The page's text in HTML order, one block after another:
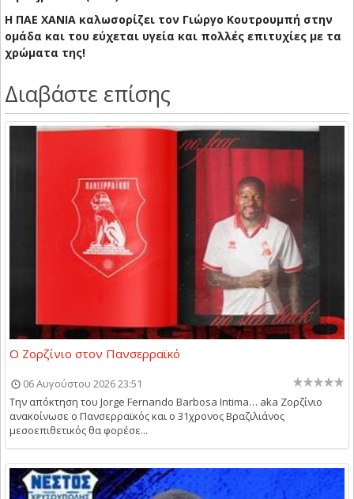
Η ΠΑΕ ΧΑΝΙΑ καλωσορίζει τον Γιώργο Κουτρουμπή στην
ομάδα και του εύχεται υγεία και πολλές επιτυχίες με τα
χρώματα της!
Διαβάστε επίσης
Ο Ζορζίνιο στον Πανσερραϊκό
06 Αυγούστου 2026 23:51
Την απόκτηση του Jorge Fernando Barbosa Intima… aka Ζορζίνιο
ανακοίνωσε ο Πανσερραϊκός και ο 31χρονος Βραζιλιάνος
μεσοεπιθετικός θα φορέσε...